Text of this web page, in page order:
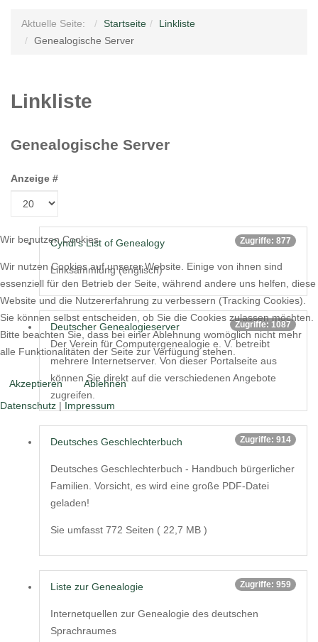
Aktuelle Seite: Startseite
Linkliste
Genealogische Server
Linkliste
Genealogische Server
Anzeige #
Cyndi's List of Genealogy Zugriffe: 877
Linksammlung (englisch)
Deutscher Genealogieserver Zugriffe: 1087
Der Verein für Computergenealogie e. V. betreibt
mehrere Internetserver. Von dieser Portalseite aus
können Sie direkt auf die verschiedenen Angebote
zugreifen.
Deutsches Geschlechterbuch Zugriffe: 914
Deutsches Geschlechterbuch - Handbuch bürgerlicher
Familien. Vorsicht, es wird eine große PDF-Datei
geladen!
Sie umfasst 772 Seiten ( 22,7 MB )
Liste zur Genealogie Zugriffe: 959
Internetquellen zur Genealogie des deutschen
Sprachraumes
Wir benutzen Cookies
Wir nutzen Cookies auf unserer Website. Einige von ihnen sind
essenziell für den Betrieb der Seite, während andere uns helfen, diese
Website und die Nutzererfahrung zu verbessern (Tracking Cookies).
Sie können selbst entscheiden, ob Sie die Cookies zulassen möchten.
Bitte beachten Sie, dass bei einer Ablehnung womöglich nicht mehr
alle Funktionalitäten der Seite zur Verfügung stehen.
Akzeptieren
Ablehnen
Datenschutz | Impressum